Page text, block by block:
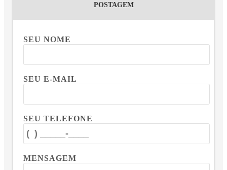
POSTAGEM
SEU NOME
SEU E-MAIL
SEU TELEFONE
MENSAGEM